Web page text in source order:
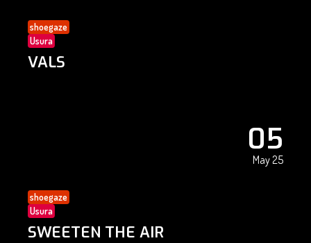
shoegaze
Usura
VALS
05
May 25
shoegaze
Usura
SWEETEN THE AIR